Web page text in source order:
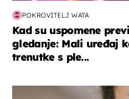
POKROVITELJ WATA
Kad su uspomene
gledanje: Mali uređaj
trenutke s ple...
moda & ljepota